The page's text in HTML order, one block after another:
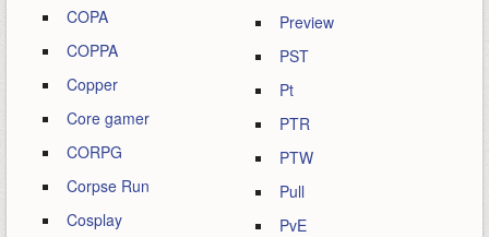
COPA
COPPA
Copper
Core gamer
CORPG
Corpse Run
Cosplay
Preview
PST
Pt
PTR
PTW
Pull
PvE